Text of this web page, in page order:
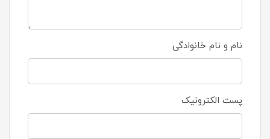
نام و نام خانوادگی
پست الکترونیک